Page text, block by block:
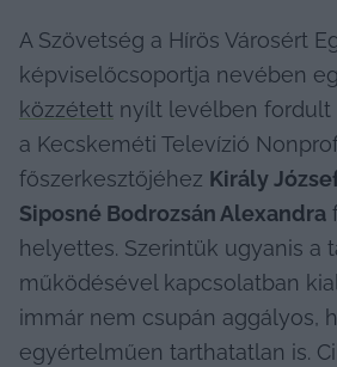
A Szövetség a Hírös Városért
képviselőcsoportja nevében
közzétett nyílt levélben fordult
a Kecskeméti Televízió
főszerkesztőjéhez Király
Siposné Bodrozsán Alexandra
helyettes. Szerintük ugyanis a
működésével kapcsolatban
immár nem csupán aggályos,
egyértelműen tarthatatlan is.